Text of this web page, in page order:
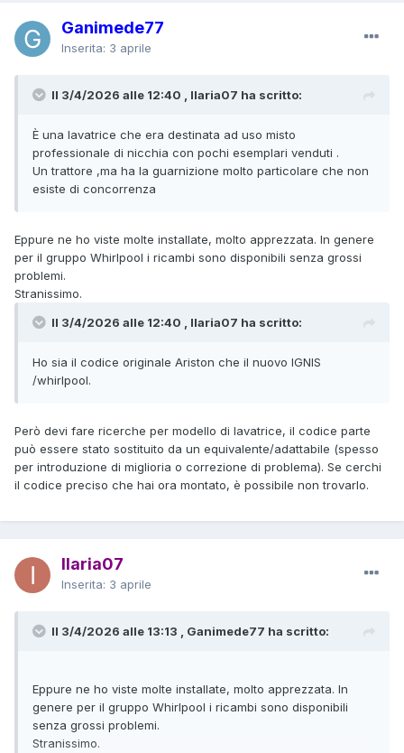
Ganimede77
Inserita: 3 aprile
Il 3/4/2026 alle 12:40 , Ilaria07 ha scritto:
È una lavatrice che era destinata ad uso misto
professionale di nicchia con pochi esemplari venduti .
Un trattore ,ma ha la guarnizione molto particolare che non
esiste di concorrenza
Eppure ne ho viste molte installate, molto apprezzata. In genere
per il gruppo Whirlpool i ricambi sono disponibili senza grossi
problemi.
Stranissimo.
Il 3/4/2026 alle 12:40 , Ilaria07 ha scritto:
Ho sia il codice originale Ariston che il nuovo IGNIS
/whirlpool.
Però devi fare ricerche per modello di lavatrice, il codice parte
può essere stato sostituito da un equivalente/adattabile (spesso
per introduzione di miglioria o correzione di problema). Se cerchi
il codice preciso che hai ora montato, è possibile non trovarlo.
Ilaria07
Inserita: 3 aprile
Il 3/4/2026 alle 13:13 , Ganimede77 ha scritto:
Eppure ne ho viste molte installate, molto apprezzata. In
genere per il gruppo Whirlpool i ricambi sono disponibili
senza grossi problemi.
Stranissimo.